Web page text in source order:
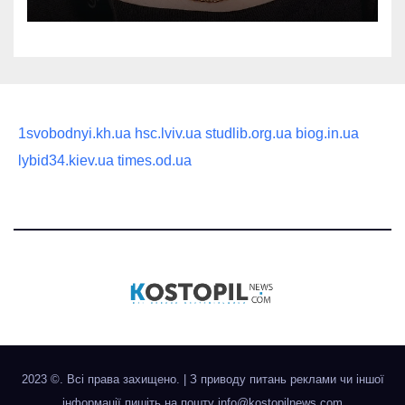
1svobodnyi.kh.ua hsc.lviv.ua studlib.org.ua biog.in.ua
lybid34.kiev.ua times.od.ua
2023 ©. Всі права захищено.
З приводу питань реклами чи іншої